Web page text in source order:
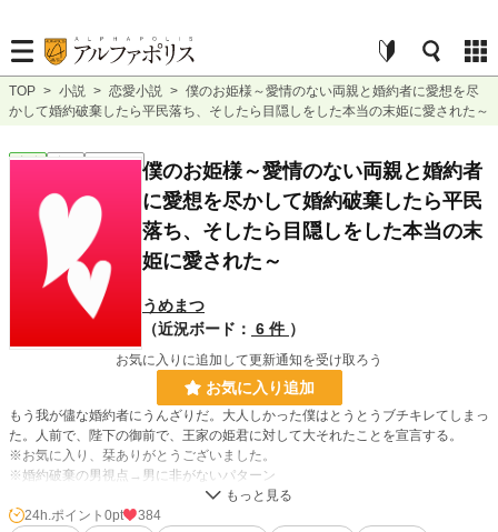
TOP > 小説 > 恋愛小説 > 僕のお姫様～愛情のない両親と婚約者に愛想を尽
かして婚約破棄したら平民落ち、そしたら目隠しをした本当の末姫に愛された～
恋愛 完結 ｼｮｰﾄｼｮｰﾄ 僕のお姫様～愛情のない両親と婚約者
に愛想を尽かして婚約破棄したら平民
落ち、そしたら目隠しをした本当の末
姫に愛された～
うめまつ
（近況ボード： 6 件 ）
お気に入りに追加して更新通知を受け取ろう
お気に入り追加
もう我が儘な婚約者にうんざりだ。大人しかった僕はとうとうブチキレてしまっ
た。人前で、陛下の御前で、王家の姫君に対して大それたことを宣言する。
※お気に入り、栞ありがとうございました。
※婚約破棄の男視点→男に非がないパターン
小説 228,740 位 / 228,740 件
24h.ポイント 0pt
384